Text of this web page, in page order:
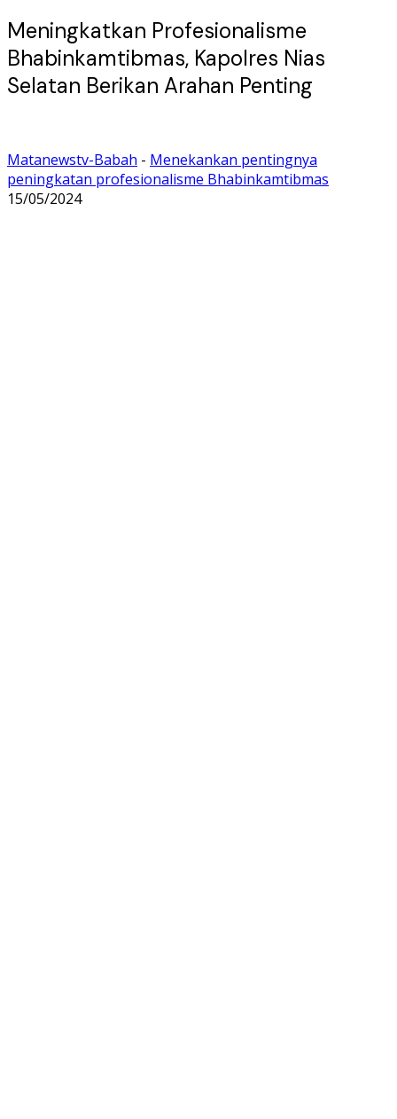
Meningkatkan Profesionalisme
Bhabinkamtibmas, Kapolres Nias
Selatan Berikan Arahan Penting
Matanewstv-Babah - Menekankan pentingnya
peningkatan profesionalisme Bhabinkamtibmas
15/05/2024